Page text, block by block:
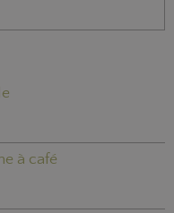
à café